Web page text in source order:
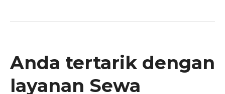
Anda tertarik dengan
layanan Sewa